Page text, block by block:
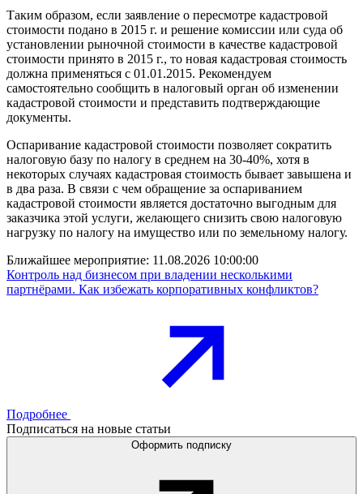
Таким образом, если заявление о пересмотре кадастровой
стоимости подано в 2015 г. и решение комиссии или суда об
установлении рыночной стоимости в качестве кадастровой
стоимости принято в 2015 г., то новая кадастровая стоимость
должна применяться с 01.01.2015. Рекомендуем
самостоятельно сообщить в налоговый орган об изменении
кадастровой стоимости и представить подтверждающие
документы.
Оспаривание кадастровой стоимости позволяет сократить
налоговую базу по налогу в среднем на 30-40%, хотя в
некоторых случаях кадастровая стоимость бывает завышена и
в два раза. В связи с чем обращение за оспариванием
кадастровой стоимости является достаточно выгодным для
заказчика этой услуги, желающего снизить свою налоговую
нагрузку по налогу на имущество или по земельному налогу.
Ближайшее мероприятие: 11.08.2026 10:00:00
Контроль над бизнесом при владении несколькими
партнёрами. Как избежать корпоративных конфликтов?
Подробнее
Подписаться на новые статьи
Оформить подписку